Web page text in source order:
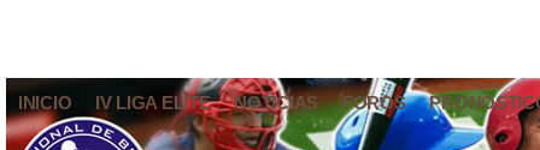
INICIO IV LIGA ELITE NOTICIAS FOROS